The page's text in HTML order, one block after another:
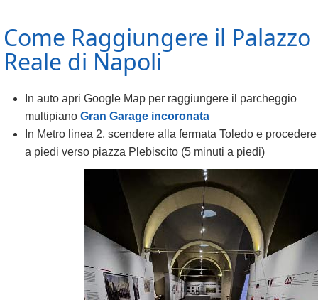
Come Raggiungere il Palazzo
Reale di Napoli
In auto apri Google Map per raggiungere il parcheggio
multipiano Gran Garage incoronata
In Metro linea 2, scendere alla fermata Toledo e procedere
a piedi verso piazza Plebiscito (5 minuti a piedi)